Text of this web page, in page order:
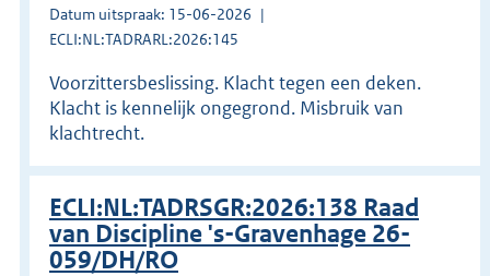
Datum uitspraak: 15-06-2026
ECLI:NL:TADRARL:2026:145
Voorzittersbeslissing. Klacht tegen een deken.
Klacht is kennelijk ongegrond. Misbruik van
klachtrecht.
ECLI:NL:TADRSGR:2026:138 Raad
van Discipline 's-Gravenhage 26-
059/DH/RO